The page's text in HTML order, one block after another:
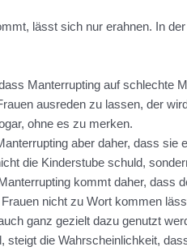
lässt sich nur erahnen. In
Manterrupting auf schlechte
ausreden zu lassen, der
ohne es zu merken.
aber daher, dass
die Kinderstube schuld,
kommt daher, dass
nicht zu Wort kommen
ganz gezielt dazu genutzt
steigt die Wahrscheinlichkeit,